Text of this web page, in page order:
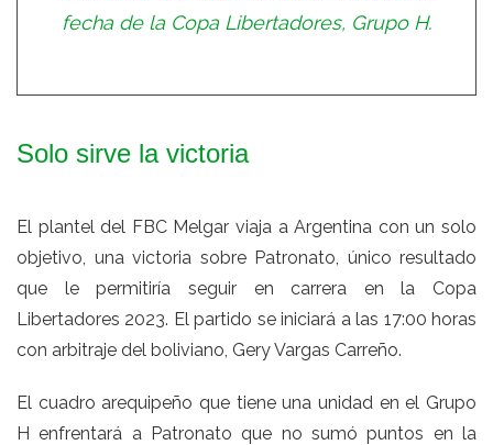
fecha de la Copa Libertadores, Grupo H.
Solo sirve la victoria
El plantel del FBC Melgar viaja a Argentina con un solo
objetivo, una victoria sobre Patronato, único resultado
que le permitiría seguir en carrera en la Copa
Libertadores 2023. El partido se iniciará a las 17:00 horas
con arbitraje del boliviano, Gery Vargas Carreño.
El cuadro arequipeño que tiene una unidad en el Grupo
H enfrentará a Patronato que no sumó puntos en la